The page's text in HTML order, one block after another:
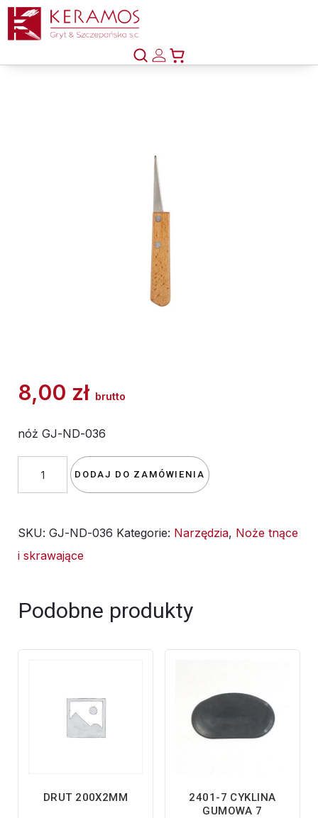
8,00 zł brutto
nóż GJ-ND-036
nóż
ND-
036
DODAJ DO ZAMÓWIENIA
SKU: GJ-ND-036 Kategorie: Narzędzia, Noże tnące
i skrawające
Podobne produkty
DRUT 200X2MM
2401-7 CYKLINA
GUMOWA 7